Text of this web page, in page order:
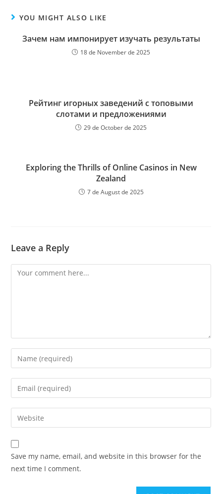
YOU MIGHT ALSO LIKE
Зачем нам импонирует изучать результаты
18 de November de 2025
Рейтинг игорных заведений с топовыми
слотами и предложениями
29 de October de 2025
Exploring the Thrills of Online Casinos in New
Zealand
7 de August de 2025
Leave a Reply
Save my name, email, and website in this browser for the
next time I comment.